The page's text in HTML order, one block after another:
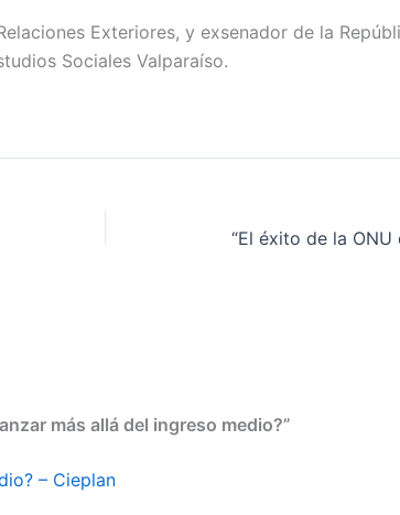
Exteriores, y exsenador de la
Sociales Valparaíso.
más allá del ingreso medio?”
– Cieplan